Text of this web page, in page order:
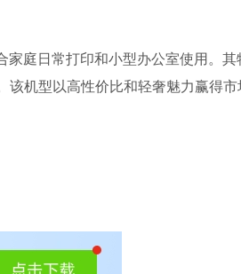
庭日常打印和小型办公室使用。其
该机型以高性价比和轻奢魅力赢得市